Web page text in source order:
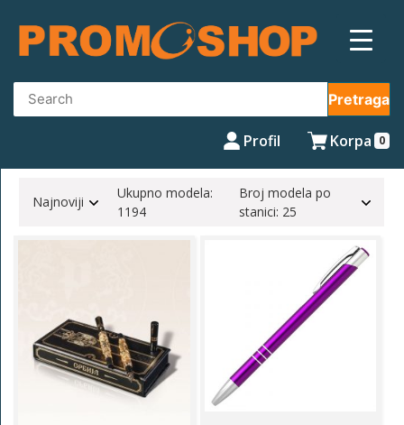
content
Pretraga
Profil Korpa 0
Najnoviji
Ukupno modela:
1194
Broj modela po
stanici: 25